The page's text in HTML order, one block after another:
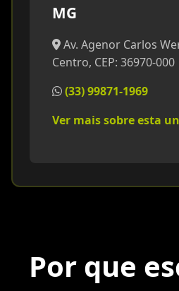
MG
Av. Agenor Carlos
Centro, CEP: 36970-000
(33) 99871-1969
Ver mais sobre esta
Por que